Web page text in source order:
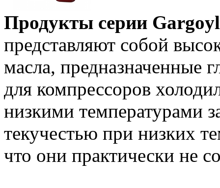
Продукты серии
представляют собой
масла, предназначенные
для компрессоров
низкими температурами
текучестью при низких
что они практически не